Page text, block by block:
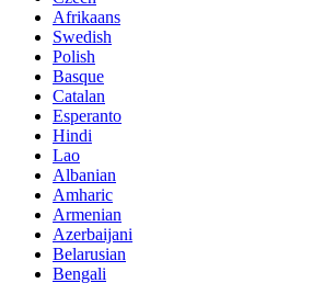
Afrikaans
Swedish
Polish
Basque
Catalan
Esperanto
Hindi
Lao
Albanian
Amharic
Armenian
Azerbaijani
Belarusian
Bengali